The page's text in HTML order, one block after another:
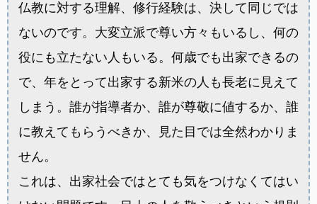
仏教に対する理解、修行経験は、決して同じでは
ないのです。大変立派で尊い方々もいるし、何の
役にも立たない人もいる。何歳でも出家できるの
で、年をとって出家する新米の人も長老に見えて
しまう。誰が指導者か、誰が尊敬に値するか、誰
に教えてもらうべきか、見た目では全然わかりま
せん。
これは、出家社会ではとても気をつけなくてはい